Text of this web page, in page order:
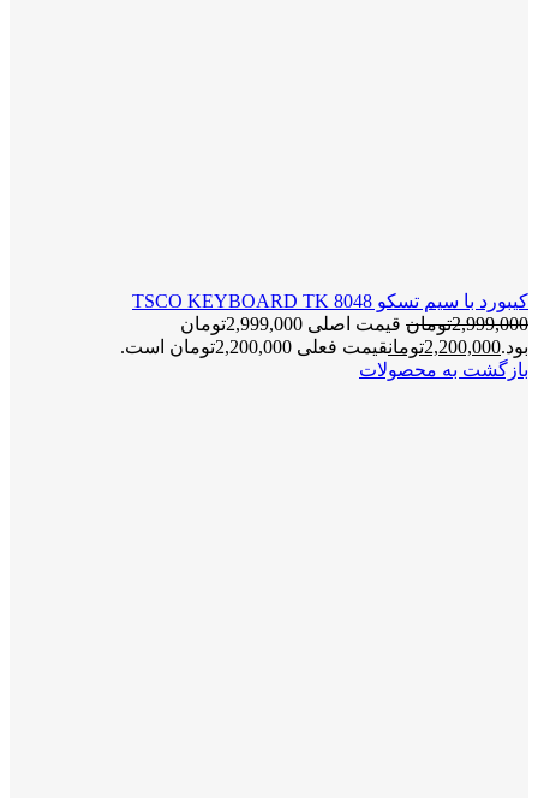
کیبورد با سیم تسکو TSCO KEYBOARD TK 8048
2,999,000تومان
قیمت اصلی 2,999,000تومان
بود.2,200,000تومانقیمت فعلی 2,200,000تومان است.
بازگشت به محصولات